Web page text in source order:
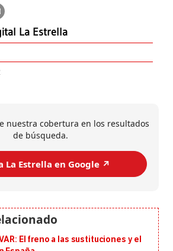
La Estrella
nuestra cobertura en los resultados
de búsqueda.
La Estrella en Google ↗️
El freno a las sustituciones y el